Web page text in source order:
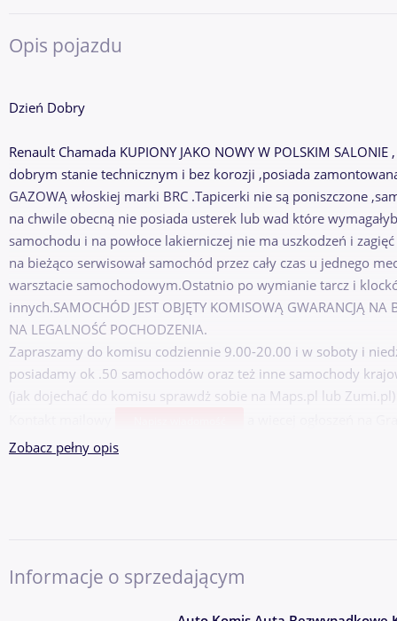
Opis pojazdu
Dzień Dobry
Renault Chamada KUPIONY JAKO NOWY W POLSKIM
dobrym stanie technicznym i bez korozji ,posiada
GAZOWĄ włoskiej marki BRC .Tapicerki nie są poniszczone
na chwile obecną nie posiada usterek lub wad które
samochodu i na powłoce lakierniczej nie ma uszkodzeń i
na bieżąco serwisował samochód przez cały czas u jednego
warsztacie samochodowym.Ostatnio po wymianie tarcz i
innych.SAMOCHÓD JEST OBJĘTY KOMISOWĄ GWARANCJĄ NA
NA LEGALNOŚĆ POCHODZENIA.
Zapraszamy do komisu codziennie 9.00-20.00 i w soboty i
posiadamy ok .50 samochodów oraz też inne samochody
(jak dojechać do komisu sprawdż sobie na Maps.pl lub Zumi.pl)
Adres komisu 32-050 SKAWINA ul.Hutnikow 6
bezwypadkowych pochodzenia krajowego oraz po pierwszych
Zobacz pełny opis
Informacje o sprzedającym